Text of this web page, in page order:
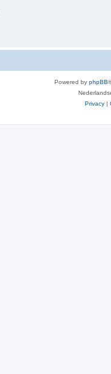
Powered by phpBB
Privacy |